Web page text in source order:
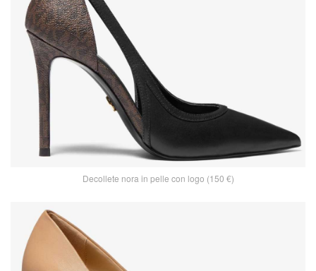
Decollete nora in pelle con logo (150 €)